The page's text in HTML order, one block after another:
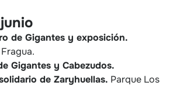
de Gigantes y exposición.
Gigantes y Cabezudos.
de Zaryhuellas. Parque Los